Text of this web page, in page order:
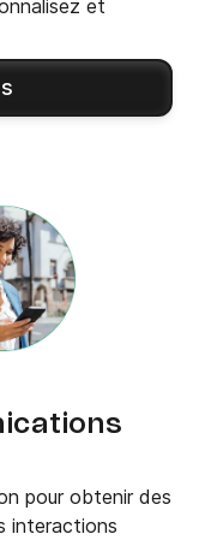
et
pour obtenir des
interactions